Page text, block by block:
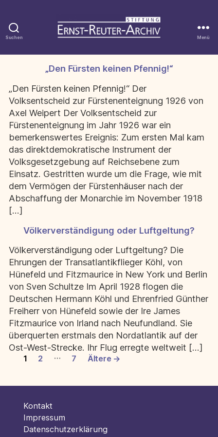
Suchen
Ernst-
Reuter-
Archiv
Menü
Kategorien
„Den Fürsten keinen Pfennig!“
„Den Fürsten keinen Pfennig!“ Der
Volksentscheid zur Fürstenenteignung 1926 von
Axel Weipert Der Volksentscheid zur
Fürstenenteignung im Jahr 1926 war ein
bemerkenswertes Ereignis: Zum ersten Mal kam
das direktdemokratische Instrument der
Volksgesetzgebung auf Reichsebene zum
Einsatz. Gestritten wurde um die Frage, wie mit
dem Vermögen der Fürstenhäuser nach der
Abschaffung der Monarchie im November 1918
[…]
Kategorien
Völkerverständigung oder Luftgeltung?
Völkerverständigung oder Luftgeltung? Die
Ehrungen der Transatlantikflieger Köhl, von
Hünefeld und Fitzmaurice in New York und Berlin
von Sven Schultze Im April 1928 flogen die
Deutschen Hermann Köhl und Ehrenfried Günther
Freiherr von Hünefeld sowie der Ire James
Fitzmaurice von Irland nach Neufundland. Sie
überquerten erstmals den Nordatlantik auf der
Ost-West-Strecke. Ihr Flug erregte weltweit […]
Seitennummerierung
Beiträge
1 2 … 7 Ältere →
Kontakt
Impressum
Datenschutzerklärung